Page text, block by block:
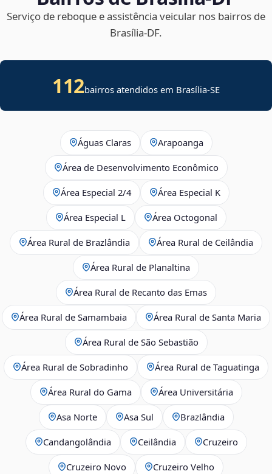
Serviço de reboque e assistência veicular nos bairros de
Brasília‑DF.
112bairros atendidos em Brasília-SE
Águas Claras Arapoanga
Área de Desenvolvimento Econômico
Área Especial 2/4 Área Especial K
Área Especial L Área Octogonal
Área Rural de Brazlândia Área Rural de Ceilândia
Área Rural de Planaltina
Área Rural de Recanto das Emas
Área Rural de Samambaia Área Rural de Santa Maria
Área Rural de São Sebastião
Área Rural de Sobradinho Área Rural de Taguatinga
Área Rural do Gama Área Universitária
Asa Norte Asa Sul Brazlândia
Candangolândia Ceilândia Cruzeiro
Cruzeiro Novo Cruzeiro Velho